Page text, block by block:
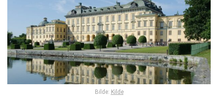
Bilde: Kilde